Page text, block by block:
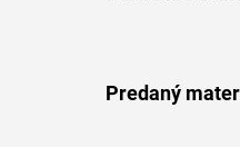
Predaný